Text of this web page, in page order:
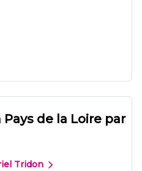
de la Loire par
Tridon